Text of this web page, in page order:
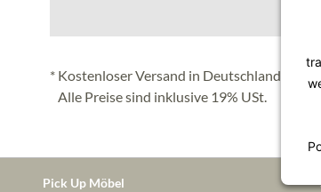
* Kostenloser Versand in Deutschland
Alle Preise sind inklusive 19% USt.
Pick Up Möbel